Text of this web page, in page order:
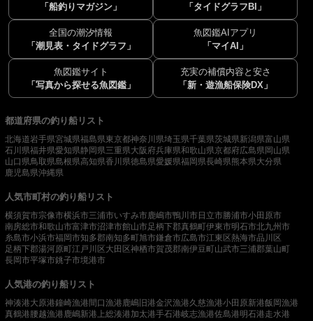
「船釣りマガジン」
「タイドグラフBI」
全国の潮汐情報
「潮見表・タイドグラフ」
魚図鑑AIアプリ
「マイAI」
魚図鑑サイト
「写真から探せる魚図鑑」
充実の補償内容と安さ
「新・遊漁船保険DX」
都道府県の釣り船リスト
北海道岩手県宮城県福島県東京都神奈川県埼玉県千葉県茨城県新潟県富山県
石川県福井県愛知県静岡県三重県大阪府兵庫県和歌山県京都府広島県岡山県
山口県鳥取県島根県高知県香川県徳島県愛媛県福岡県長崎県熊本県大分県
鹿児島県沖縄県
人気市町村の釣り船リスト
横須賀市宗像市横浜市三浦市いすみ市鹿嶋市鴨川市日立市勝浦市小田原市
南房総市和歌山市富津市沼津市館山市足柄下郡真鶴町伊東市明石市北九州市
糸島市小浜市福岡市知多郡南知多町旭市鎌倉市広島市江東区熱海市品川区
足柄下郡湯河原町江戸川区大田区神栖市賀茂郡南伊豆町山武市三浦郡葉山町
長岡市平塚市銚子市境港市
人気港の釣り船リスト
神湊港大原港鐘崎漁港間口漁港 鹿嶋旧港金沢漁港久慈漁港小田原新港飯岡漁港
真鶴港腰越漁港 鹿嶋新港 上総湊港加太港手石港岐志漁港佐島港明石港走水港